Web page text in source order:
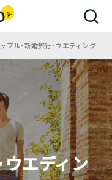
プル・新婚旅行・ウエディング
ウエディン